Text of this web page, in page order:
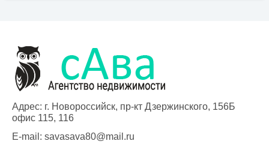
Адрес: г. Новороссийск, пр-кт Дзержинского, 156Б
офис 115, 116
E-mail: savasava80@mail.ru